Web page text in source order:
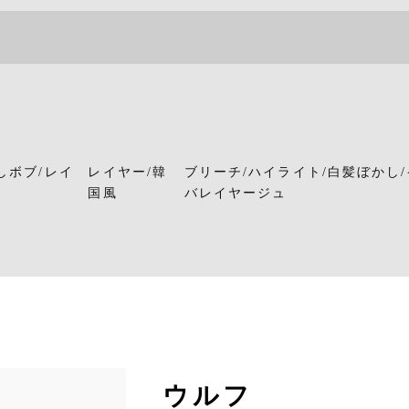
ボブ/レイ
レイヤー/韓
国風
ブリーチ/ハイライト/白髪ぼかし
バレイヤージュ
ウルフ